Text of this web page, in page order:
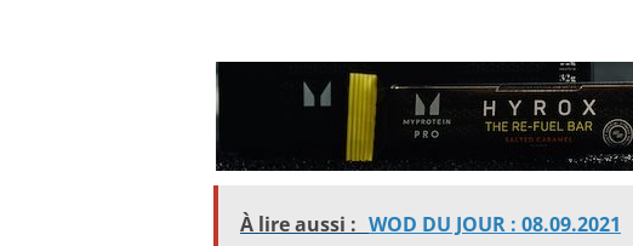
À lire aussi : WOD DU JOUR : 08.09.2021